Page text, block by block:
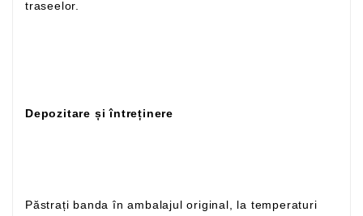
traseelor.
Depozitare și întreținere
Păstrați banda în ambalajul original, la temperaturi